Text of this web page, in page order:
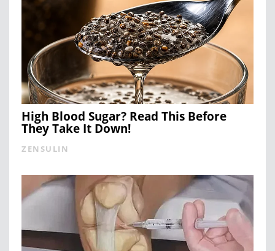
High Blood Sugar? Read This Before
They Take It Down!
ZENSULIN